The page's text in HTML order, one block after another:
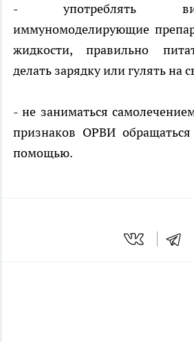
- употреблять
иммуномоделирующие
жидкости, правильно
делать зарядку или гулять на
- не заниматься
признаков ОРВИ
помощью.